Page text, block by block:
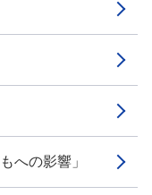
への影響」